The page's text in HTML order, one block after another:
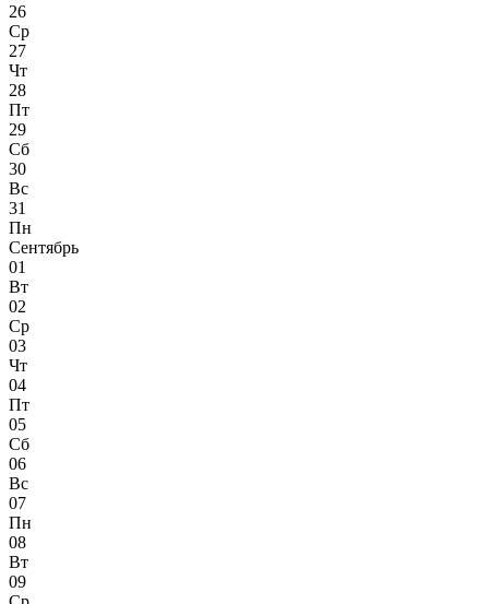
26
Ср
27
Чт
28
Пт
29
Сб
30
Вс
31
Пн
Сентябрь
01
Вт
02
Ср
03
Чт
04
Пт
05
Сб
06
Вс
07
Пн
08
Вт
09